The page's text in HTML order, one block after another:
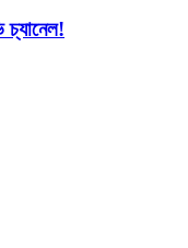
চ্যানেল!